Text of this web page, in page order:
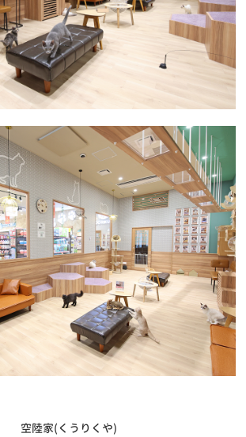
空陸家(くうりくや)